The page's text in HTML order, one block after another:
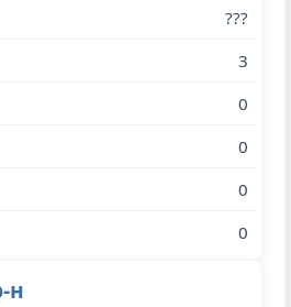
???
3
0
0
0
0
н